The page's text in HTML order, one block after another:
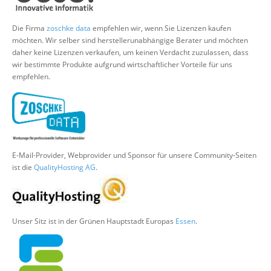
Suche
Die Firma zoschke data empfehlen wir, wenn Sie Lizenzen kaufen
möchten. Wir selber sind herstellerunabhängige Berater und möchten
daher keine Lizenzen verkaufen, um keinen Verdacht zuzulassen, dass
wir bestimmte Produkte aufgrund wirtschaftlicher Vorteile für uns
empfehlen.
E-Mail-Provider, Webprovider und Sponsor für unsere Community-Seiten
ist die QualityHosting AG.
Unser Sitz ist in der Grünen Hauptstadt Europas Essen.